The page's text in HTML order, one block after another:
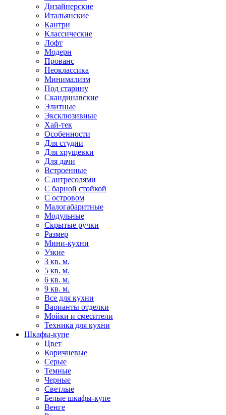
Дизайнерские
Итальянские
Кантри
Классические
Лофт
Модерн
Прованс
Неоклассика
Минимализм
Под старину
Скандинавские
Элитные
Эксклюзивные
Хай-тек
Особенности
Для студии
Для хрущевки
Для дачи
Встроенные
С антресолями
С барной стойкой
С островом
Малогабаритные
Модульные
Скрытые ручки
Размер
Мини-кухни
Узкие
3 кв. м.
5 кв. м.
6 кв. м.
9 кв. м.
Все для кухни
Варианты отделки
Мойки и смесители
Техника для кухни
Шкафы-купе
Цвет
Коричневые
Серые
Темные
Черные
Светлые
Белые шкафы-купе
Венге